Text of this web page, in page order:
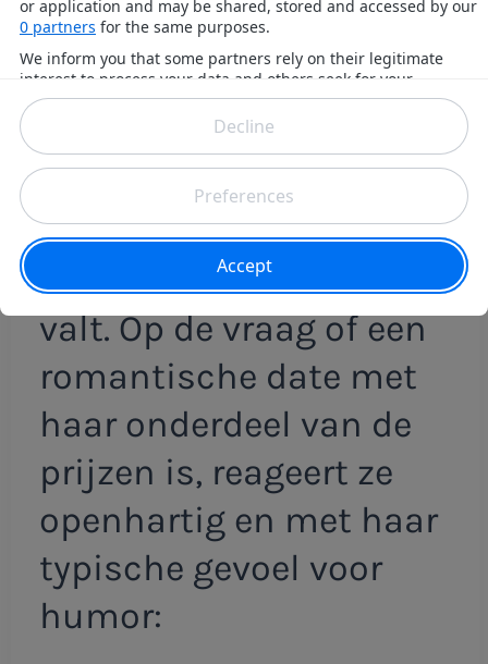
het programma, in een
ontspannen en
persoonlijke setting.
Mathilde benadrukt wel
dat niet alles te winnen
valt. Op de vraag of een
romantische date met
haar onderdeel van de
prijzen is, reageert ze
openhartig en met haar
typische gevoel voor
humor: